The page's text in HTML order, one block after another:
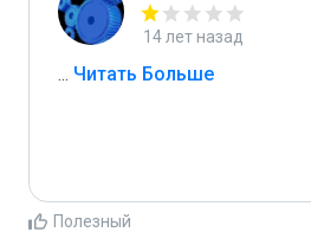
14 лет назад
... Читать Больше
Полезный